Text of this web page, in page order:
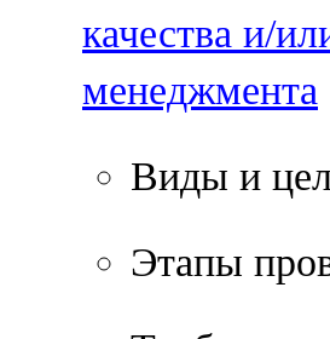
качества и/
менеджмента
Виды и
Этапы